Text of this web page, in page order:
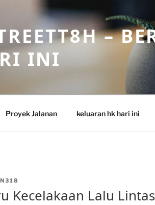
–
INI
Proyek Jalanan keluaran hk hari ini
Kecelakaan Lalu Lintas